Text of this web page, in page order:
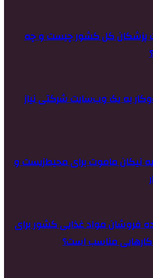
پزشکان کل کشور چیست و چه
به یک وب‌سایت شرکتی نیاز
نیکان ماموت برای محیط‌زیست و
فروشان مواد غذایی کشور برای
مناسب است؟